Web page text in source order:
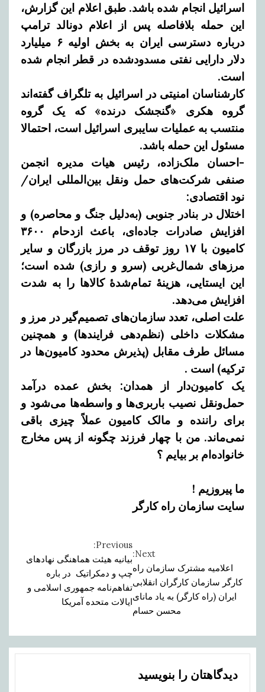
اسرائیل انجام شده باشد. طبق اعلام این گزارش،
این حمله بلافاصله پس از اعلام دونالد ترامپ
درباره دسترسی ایران به بخش اولیه ۶ میلیارد
دلار دارایی نفتی مسدودشده در قطر انجام شده
است.
کارشناسان امنیتی در اسرائیل به تلگراف گفته‌اند
گروه هکری «گنجشک درنده» که یک گروه
منتسب به عملیات سایبری اسرائیل است، احتمالا
مسئول این حمله باشد.
-احسان ملک‌زاده، رئیس هیات مدیره انجمن
صنفی شرکت‌های حمل ونقل بین‌المللی ایران/
نود اقتصادی:
اختلال در بنادر جنوبی (به‌دلیل جنگ و محاصره) و
افزایش صادرات جاده‌ای، باعث ازدحام ۳۶۰۰
کامیون با ۱۷ روز توقف در مرز بازرگان و سایر
مرزهای شمال‌غربی (سرو و رازی) شده است؛
این ایستایی، هزینهٔ تمام‌شدهٔ کالاها را به شدت
افزایش می‌دهد.
علت اصلی، تعدد سازمان‌های تصمیم‌گیر در مرز و
مشکلات داخلی (نظم‌دهی فرایندها) و همچنین
مسائل طرف مقابل (پذیرش محدود کامیون‌ها در
ترکیه) است .
یک کامیون‌دار از همدان:
بخش عمده درآمد
حمل‌ونقل نصیب باربری‌ها و واسطه‌ها می‌شود و
برای راننده و مالک کامیون عملاً چیزی باقی
نمی‌ماند. من با چهار فرزند چگونه از پس مخارج
خانواده‌ام بر بیایم ؟
ما پیروزیم !
سایت سازمان راه کارگر
Reading
Previous:
بیانیه هیئت هماهنگی نهادهای
چپ و دمکراتیک در باره
تفاهم‌نامه جمهوری اسلامی و
ایالات متحده آمریکا
Next:
اعلامیه مشترک سازمان راه
کارگر سازمان کارگران انقلابی
ایران (راه کارگر) به یاد مانای
محسن حسام
دیدگاهتان را بنویسید